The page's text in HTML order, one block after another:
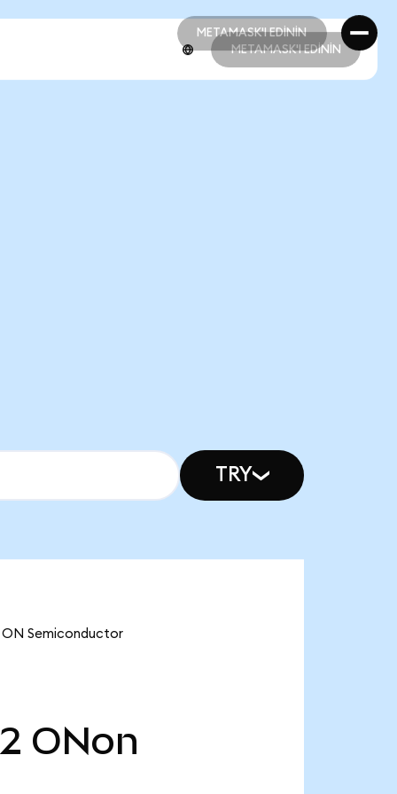
METAMASK'I EDİNİN
METAMASK'I EDİNİN
METAMASK'I EDİNİN
TRY
ON Semiconductor
ONon